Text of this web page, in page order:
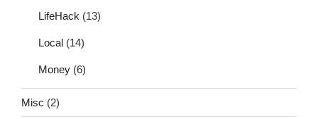
LifeHack (13)
Local (14)
Money (6)
Misc (2)